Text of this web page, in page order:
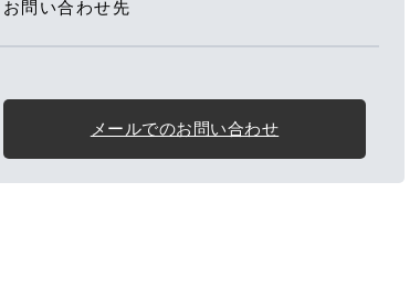
問い合わせ先
メールでのお問い合わせ